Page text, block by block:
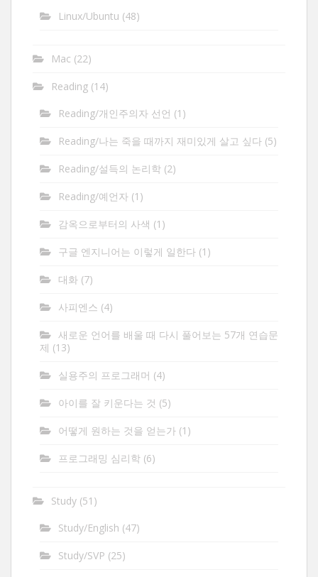
Linux/Ubuntu (48)
Mac (22)
Reading (14)
Reading/개인주의자 선언 (1)
Reading/나는 죽을 때까지 재미있게 살고 싶다 (5)
Reading/설득의 논리학 (2)
Reading/예언자 (1)
감옥으로부터의 사색 (1)
구글 엔지니어는 이렇게 일한다 (1)
대화 (7)
사피엔스 (4)
새로운 언어를 배울 때 다시 풀어보는 57개 연습문
제 (13)
실용주의 프로그래머 (4)
아이를 잘 키운다는 것 (5)
어떻게 원하는 것을 얻는가 (1)
프로그래밍 심리학 (6)
Study (51)
Study/English (47)
Study/SVP (25)